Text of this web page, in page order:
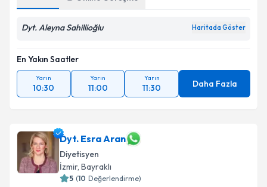
Dyt. Aleyna Sahillioğlu Haritada Göster
En Yakın Saatler
Yarın
10:30
Yarın
11:00
Yarın
11:30 Daha Fazla
Dyt. Esra Aran
Diyetisyen
İzmir, Bayraklı
5 (10 Değerlendirme)